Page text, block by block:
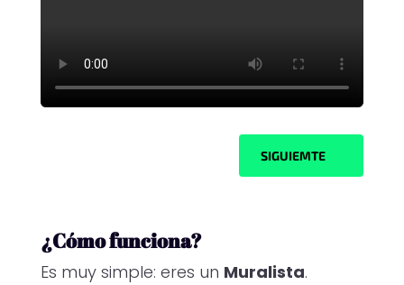
SIGUIEMTE
¿Cómo funciona?
Es muy simple: eres un Muralista.